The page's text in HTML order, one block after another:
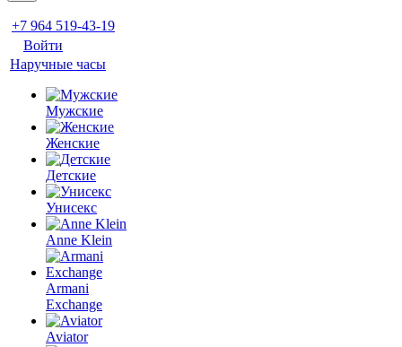
+7 964 519-43-19
Войти
Наручные часы
Мужские
Женские
Детские
Унисекс
Anne Klein
Armani
Exchange
Aviator